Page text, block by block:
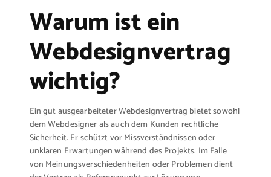
Warum ist ein
Webdesignvertrag
wichtig?
Ein gut ausgearbeiteter Webdesignvertrag bietet sowohl
dem Webdesigner als auch dem Kunden rechtliche
Sicherheit. Er schützt vor Missverständnissen oder
unklaren Erwartungen während des Projekts. Im Falle
von Meinungsverschiedenheiten oder Problemen dient